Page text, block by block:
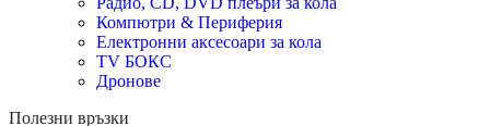
Компютри & Периферия
Електронни аксесоари за кола
TV БОКС
Дронове
Полезни връзки